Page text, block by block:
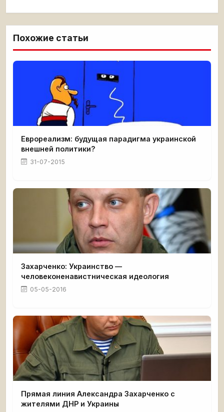
Похожие статьи
Еврореализм: будущая парадигма украинской
внешней политики?
31-07-2015
Захарченко: Украинство —
человеконенавистническая идеология
05-05-2016
Прямая линия Александра Захарченко с
жителями ДНР и Украины